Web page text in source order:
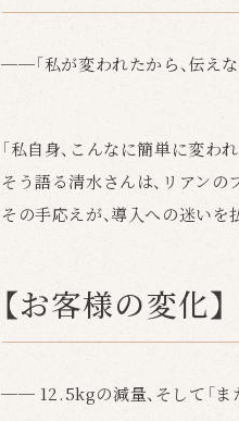
──「私が変われたから、伝え
「私自身、こんなに簡単に変わ
そう語る清水さんは、リアンの
その手応えが、導入への迷いを
【お客様の変化】
── 12.5kgの減量、そして「ま